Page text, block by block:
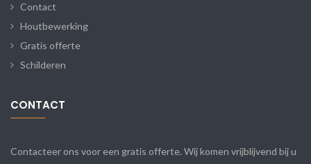
Contact
Houtbewerking
Gratis offerte
Schilderen
CONTACT
Contacteer ons voor een gratis offerte. Wij komen vrijblijvend bij u